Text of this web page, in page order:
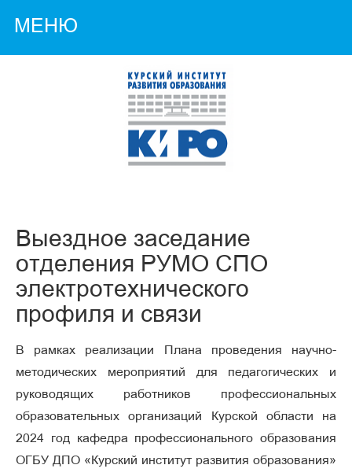
МЕНЮ
Выездное заседание
отделения РУМО СПО
электротехнического
профиля и связи
В рамках реализации Плана проведения научно-
методических мероприятий для педагогических и
руководящих работников профессиональных
образовательных организаций Курской области на
2024 год кафедра профессионального образования
ОГБУ ДПО «Курский институт развития образования»